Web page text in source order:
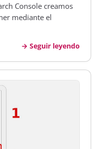
Console creamos
mediante el
Seguir leyendo